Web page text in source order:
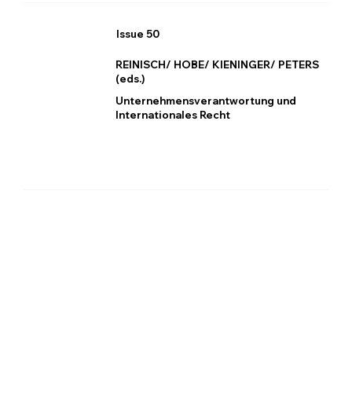
Issue 50
REINISCH/ HOBE/ KIENINGER/ PETERS
(eds.)
Unternehmensverantwortung und
Internationales Recht